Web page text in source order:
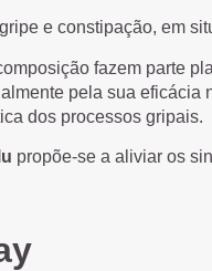
e constipação, em
fazem parte
pela sua eficácia
dos processos gripais.
propõe-se a aliviar os